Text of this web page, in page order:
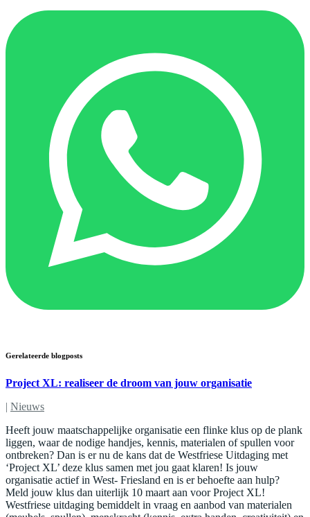
Gerelateerde blogposts
Project XL: realiseer de droom van jouw organisatie
| Nieuws
Heeft jouw maatschappelijke organisatie een flinke klus op de plank
liggen, waar de nodige handjes, kennis, materialen of spullen voor
ontbreken? Dan is er nu de kans dat de Westfriese Uitdaging met
‘Project XL’ deze klus samen met jou gaat klaren! Is jouw
organisatie actief in West- Friesland en is er behoefte aan hulp?
Meld jouw klus dan uiterlijk 10 maart aan voor Project XL!
Westfriese uitdaging bemiddelt in vraag en aanbod van materialen